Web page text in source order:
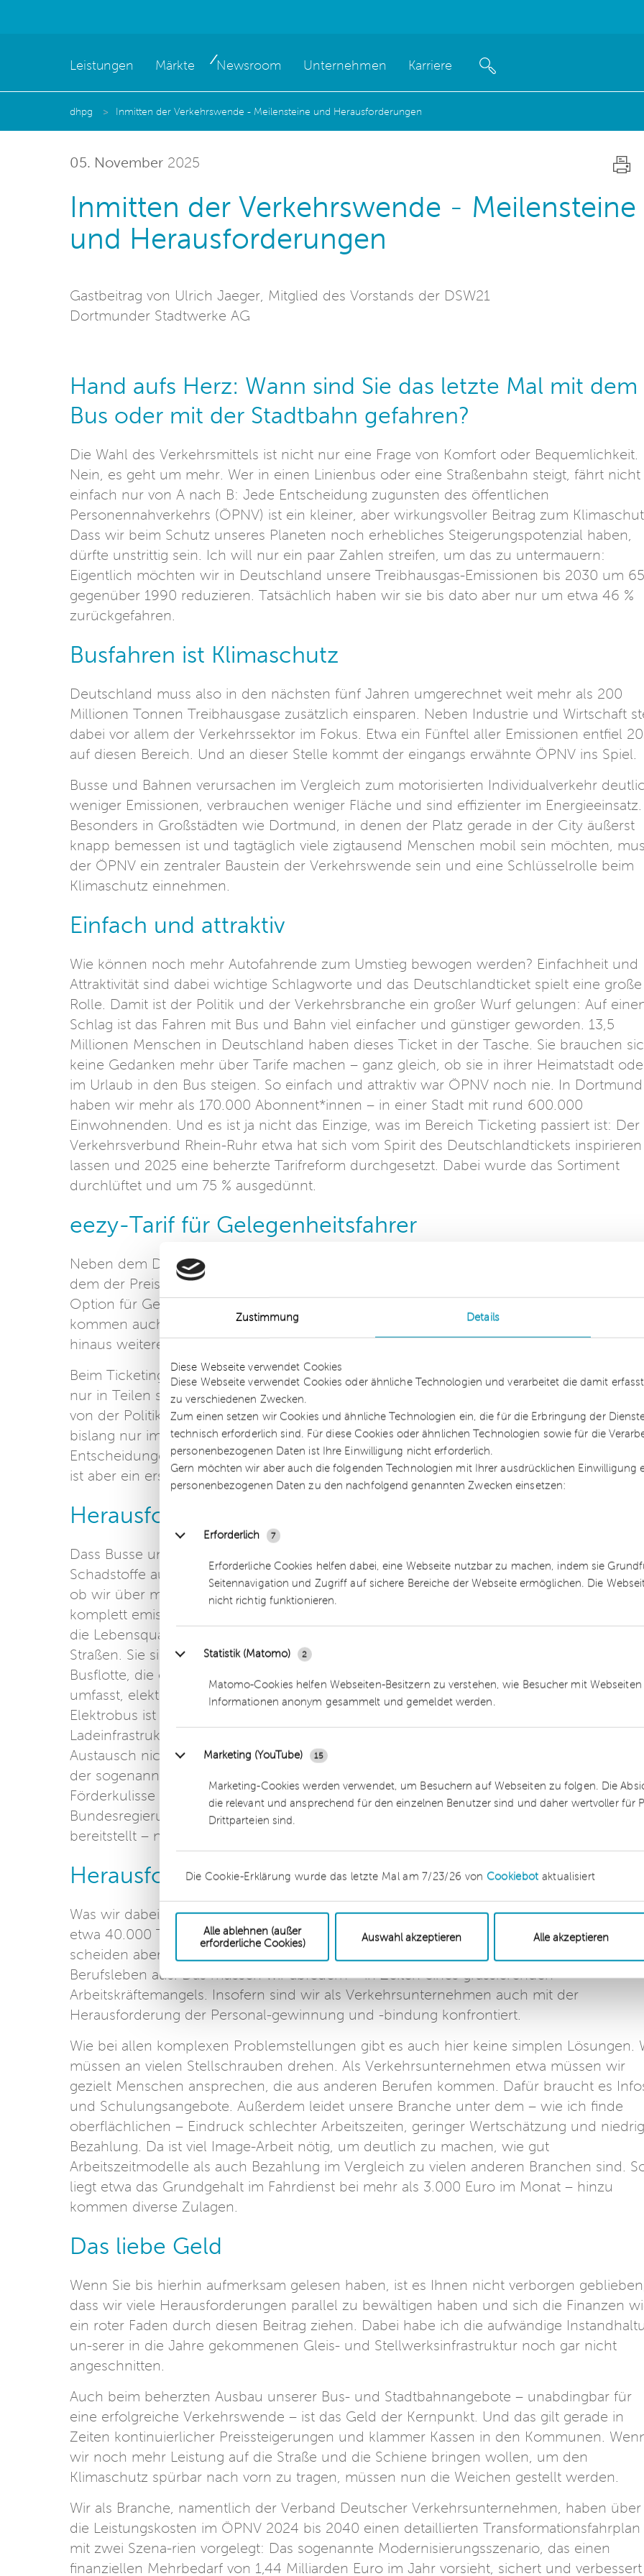
Zustimmung Details
Diese Webseite verwendet Cookies
Diese Webseite verwendet Cookies oder ähnliche Technologien und verarbeitet die damit
zu verschiedenen Zwecken.
Zum einen setzen wir Cookies und ähnliche Technologien ein, die für die Erbringung der
technisch erforderlich sind. Für diese Cookies oder ähnlichen Technologien sowie für die
personenbezogenen Daten ist Ihre Einwilligung nicht erforderlich.
Gern möchten wir aber auch die folgenden Technologien mit Ihrer ausdrücklichen Einwilligung
personenbezogenen Daten zu den nachfolgend genannten Zwecken einsetzen:
Erforderlich 7
Erforderliche Cookies helfen dabei, eine Webseite nutzbar zu machen, indem sie
Seitennavigation und Zugriff auf sichere Bereiche der Webseite ermöglichen. Die
nicht richtig funktionieren.
Statistik (Matomo) 2
Matomo-Cookies helfen Webseiten-Besitzern zu verstehen, wie Besucher mit
Informationen anonym gesammelt und gemeldet werden.
Marketing (YouTube) 15
Marketing-Cookies werden verwendet, um Besuchern auf Webseiten zu folgen. Die
die relevant und ansprechend für den einzelnen Benutzer sind und daher wertvoller für
Drittparteien sind.
Die Cookie-Erklärung wurde das letzte Mal am 7/23/26 von Cookiebot aktualisiert
Alle ablehnen (außer
erforderliche Cookies)
Auswahl akzeptieren Alle akzeptieren
Leistungen Märkte Newsroom Unternehmen Karriere
dhpg Inmitten der Verkehrswende - Meilensteine und Herausforderungen
05. November 2025
Inmitten der Verkehrswende - Meilensteine
und Herausforderungen
Gastbeitrag von Ulrich Jaeger, Mitglied des Vorstands der DSW21
Dortmunder Stadtwerke AG
Hand aufs Herz: Wann sind Sie das letzte Mal mit dem
Bus oder mit der Stadtbahn gefahren?
Die Wahl des Verkehrsmittels ist nicht nur eine Frage von Komfort oder Bequemlichkeit.
Nein, es geht um mehr. Wer in einen Linienbus oder eine Straßenbahn steigt, fährt nicht
einfach nur von A nach B: Jede Entscheidung zugunsten des öffentlichen
Personennahverkehrs (ÖPNV) ist ein kleiner, aber wirkungsvoller Beitrag zum
Dass wir beim Schutz unseres Planeten noch erhebliches Steigerungspotenzial haben,
dürfte unstrittig sein. Ich will nur ein paar Zahlen streifen, um das zu untermauern:
Eigentlich möchten wir in Deutschland unsere Treibhausgas-Emissionen bis 2030 um
gegenüber 1990 reduzieren. Tatsächlich haben wir sie bis dato aber nur um etwa 46 %
zurückgefahren.
Busfahren ist Klimaschutz
Deutschland muss also in den nächsten fünf Jahren umgerechnet weit mehr als 200
Millionen Tonnen Treibhausgase zusätzlich einsparen. Neben Industrie und Wirtschaft
dabei vor allem der Verkehrssektor im Fokus. Etwa ein Fünftel aller Emissionen entfiel
auf diesen Bereich. Und an dieser Stelle kommt der eingangs erwähnte ÖPNV ins Spiel.
Busse und Bahnen verursachen im Vergleich zum motorisierten Individualverkehr
weniger Emissionen, verbrauchen weniger Fläche und sind effizienter im Energieeinsatz.
Besonders in Großstädten wie Dortmund, in denen der Platz gerade in der City äußerst
knapp bemessen ist und tagtäglich viele zigtausend Menschen mobil sein möchten,
der ÖPNV ein zentraler Baustein der Verkehrswende sein und eine Schlüsselrolle beim
Klimaschutz einnehmen.
Einfach und attraktiv
Wie können noch mehr Autofahrende zum Umstieg bewogen werden? Einfachheit und
Attraktivität sind dabei wichtige Schlagworte und das Deutschlandticket spielt eine große
Rolle. Damit ist der Politik und der Verkehrsbranche ein großer Wurf gelungen: Auf
Schlag ist das Fahren mit Bus und Bahn viel einfacher und günstiger geworden. 13,5
Millionen Menschen in Deutschland haben dieses Ticket in der Tasche. Sie brauchen
keine Gedanken mehr über Tarife machen – ganz gleich, ob sie in ihrer Heimatstadt
im Urlaub in den Bus steigen. So einfach und attraktiv war ÖPNV noch nie. In Dortmund
haben wir mehr als 170.000 Abonnent*innen – in einer Stadt mit rund 600.000
Einwohnenden. Und es ist ja nicht das Einzige, was im Bereich Ticketing passiert ist: Der
Verkehrsverbund Rhein-Ruhr etwa hat sich vom Spirit des Deutschlandtickets inspirieren
lassen und 2025 eine beherzte Tarifreform durchgesetzt. Dabei wurde das Sortiment
durchlüftet und um 75 % ausgedünnt.
eezy-Tarif für Gelegenheitsfahrer
Neben dem Deutschlandticket für Vielfahrende kristallisiert sich der E-Tarif „eezy.nrw“, bei
dem der Preis auf Basis der gefahrenen Luftlinienkilometer berechnet wird, als zentrale
Option für Gelegenheitsfahrende heraus. Damit wird das Smartphone zum Ticket und wir
kommen auch bei der Digitalisierung einen Schritt weiter. Natürlich braucht es darüber
hinaus weitere Reformen – an denen längst gearbeitet wird.
Beim Ticketing jedenfalls hat die Branche zuletzt abgeliefert. Das kann man von der
nur in Teilen sagen. Das Deutschlandticket verursacht erhebliche Mindereinnahmen, die
von der Politik ausgeglichen werden müssen. Entsprechende Finanzierungszusagen
bislang nur im 1-Jahres-Rhythmus. Planungssicherheit: Fehlanzeige! Mit den jüngsten
Entscheidungen der Verkehrsministerkonferenz, die einen Rahmen bis 2030 definiert hat,
ist aber ein erster bedeutender Schritt getan.
Herausforderung Elektromobilität
Dass Busse und Bahnen im Vergleich zum motorisierten Individualverkehr weniger
Schadstoffe ausstoßen, hatte ich erwähnt. Dabei macht es aber noch einen Unterschied,
ob wir über moderne Dieselbusse oder Elektrobusse sprechen. Letztere sind nicht nur
komplett emissionsfrei, sondern auch geräuschlos unterwegs. Das zahlt also doppelt auf
die Lebensqualität der Menschen ein. 30 „StromFahrer“ rollen durch die Dortmunder
Straßen. Sie sind beliebt bei Jung und Alt. Gern hätten wir längst weitere Teile unserer
Busflotte, die etwa 190 eigene Fahrzeuge und 110 Fahrzeuge von Partnerunternehmen
umfasst, elektrifiziert. Aber auch an dieser Stelle müssen wir übers Geld sprechen. Ein
Elektrobus ist beinahe mehr als doppelt so teuer wie sein Dieselpendant. Zudem ist
Ladeinfrastruktur notwendig. Und weil E-Busse kürzere Reichweiten haben, reicht ein 1:1-
Austausch nicht aus, um die gleiche Laufleistung auf die Straße zu bringen. Das Gelingen
der sogenannten Antriebswende ist daher untrennbar mit einer auskömmlichen
Förderkulisse verknüpft. Vor diesem Hintergrund ist es zu begrüßen, dass die
Bundesregierung ab 2027 wieder zusätzliche Mittel in Höhe von 350 Millionen Euro
bereitstellt – nach dem zu Recht kritisierten Förderstopp.
Herausforderung Personalgewinnung
Was wir dabei auch nicht außer Acht lassen dürfen: Rund 100.000 Bus-fahrer*innen und
etwa 40.000 Trieb-fahrzeugführer*innen halten unser Verkehrssystem am Laufen. Nun
scheiden aber allein bis 2030 jährlich etwa 6.000 Fahrdienst-Mitarbeitende aus dem
Berufsleben aus. Das müssen wir abfedern – in Zeiten eines grassierenden
Arbeitskräftemangels. Insofern sind wir als Verkehrsunternehmen auch mit der
Herausforderung der Personal-gewinnung und -bindung konfrontiert.
Wie bei allen komplexen Problemstellungen gibt es auch hier keine simplen Lösungen.
müssen an vielen Stellschrauben drehen. Als Verkehrsunternehmen etwa müssen wir
gezielt Menschen ansprechen, die aus anderen Berufen kommen. Dafür braucht es
und Schulungsangebote. Außerdem leidet unsere Branche unter dem – wie ich finde
oberflächlichen – Eindruck schlechter Arbeitszeiten, geringer Wertschätzung und
Bezahlung. Da ist viel Image-Arbeit nötig, um deutlich zu machen, wie gut
Arbeitszeitmodelle als auch Bezahlung im Vergleich zu vielen anderen Branchen sind.
liegt etwa das Grundgehalt im Fahrdienst bei mehr als 3.000 Euro im Monat – hinzu
kommen diverse Zulagen.
Das liebe Geld
Wenn Sie bis hierhin aufmerksam gelesen haben, ist es Ihnen nicht verborgen geblieben,
dass wir viele Herausforderungen parallel zu bewältigen haben und sich die Finanzen
ein roter Faden durch diesen Beitrag ziehen. Dabei habe ich die aufwändige
un-serer in die Jahre gekommenen Gleis- und Stellwerksinfrastruktur noch gar nicht
angeschnitten.
Auch beim beherzten Ausbau unserer Bus- und Stadtbahnangebote – unabdingbar für
eine erfolgreiche Verkehrswende – ist das Geld der Kernpunkt. Und das gilt gerade in
Zeiten kontinuierlicher Preissteigerungen und klammer Kassen in den Kommunen.
wir noch mehr Leistung auf die Straße und die Schiene bringen wollen, um den
Klimaschutz spürbar nach vorn zu tragen, müssen nun die Weichen gestellt werden.
Wir als Branche, namentlich der Verband Deutscher Verkehrsunternehmen, haben über
die Leistungskosten im ÖPNV 2024 bis 2040 einen detaillierten Transformationsfahrplan
mit zwei Szena-rien vorgelegt: Das sogenannte Modernisierungsszenario, das einen
finanziellen Mehrbedarf von 1,44 Milliarden Euro im Jahr vorsieht, sichert und verbessert